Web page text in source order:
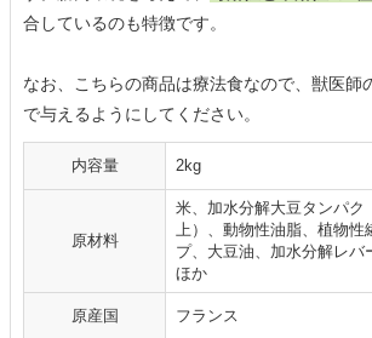
合しているのも特徴です。
なお、こちらの商品は療法食なので、獣医師
で与えるようにしてください。
内容量 2kg
原材料
米、加水分解大豆タンパク
上）、動物性油脂、植物性
プ、大豆油、加水分解レバ
ほか
原産国 フランス